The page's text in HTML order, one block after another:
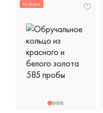
Хит продаж